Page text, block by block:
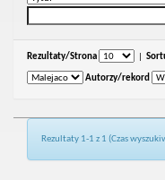
Rezultaty/Strona
Autorzy/rekord
Rezultaty 1-1 z 1 (Czas